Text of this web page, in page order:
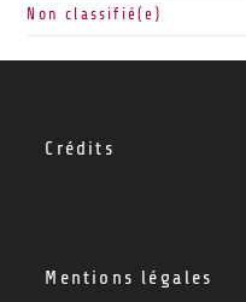
Non classifié(e)
Crédits
Mentions légales